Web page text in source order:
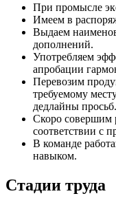
При промысле
Имеем в
Выдаем
дополнений.
Употребляем
апробации
Перевозим
требуемому
дедлайны просьб.
Скоро совершим
соответствии с
В команде
навыком.
Стадии труда